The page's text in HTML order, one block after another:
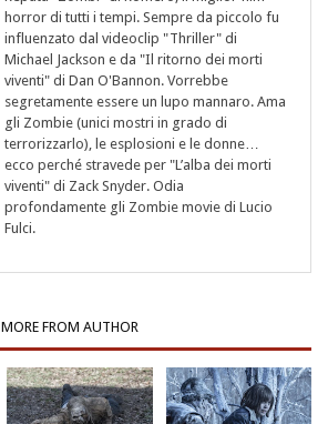
horror di tutti i tempi. Sempre da piccolo fu
influenzato dal videoclip "Thriller" di
Michael Jackson e da "Il ritorno dei morti
viventi" di Dan O'Bannon. Vorrebbe
segretamente essere un lupo mannaro. Ama
gli Zombie (unici mostri in grado di
terrorizzarlo), le esplosioni e le donne…
ecco perché stravede per "L’alba dei morti
viventi" di Zack Snyder. Odia
profondamente gli Zombie movie di Lucio
Fulci.
MORE FROM AUTHOR